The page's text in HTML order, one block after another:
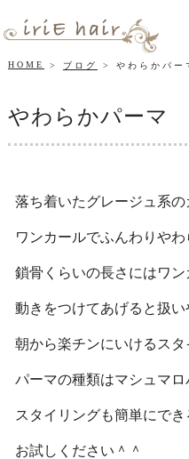
HOME ブログ やわらかパー
やわらかパーマ
落ち着いたグレージュ系
ワンカールでふんわりやわ
鎖骨くらいの長さにはワ
動きをつけてあげると扱い
朝から楽チンにいけるスタ
パーマの種類はマシュマロ
スタイリングも簡単にでき
お試しください＾＾